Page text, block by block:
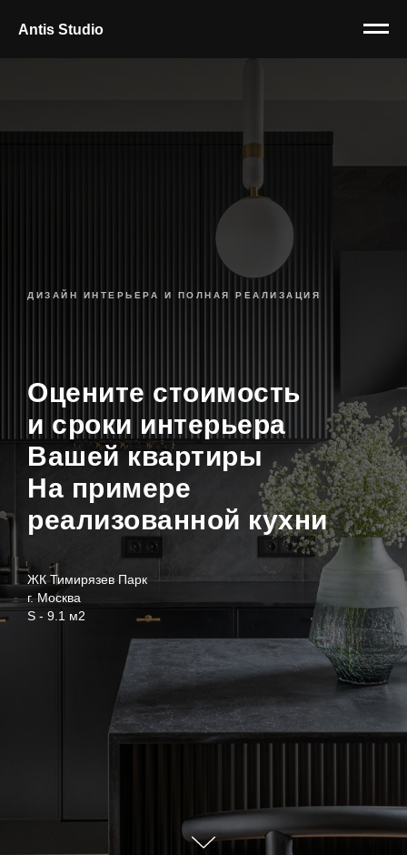
Antis Studio
ДИЗАЙН ИНТЕРЬЕРА И ПОЛНАЯ РЕАЛИЗАЦИЯ
Оцените стоимость
и сроки интерьера
Вашей квартиры
На примере
реализованной кухни
ЖК Тимирязев Парк
г. Москва
S - 9.1 м2